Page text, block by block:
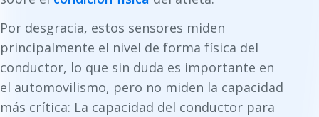
Por desgracia, estos sensores miden
principalmente el nivel de forma física del
conductor, lo que sin duda es importante en
el automovilismo, pero no miden la capacidad
más crítica: La capacidad del conductor para